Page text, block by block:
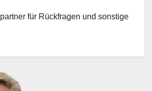
für Rückfragen und sonstige